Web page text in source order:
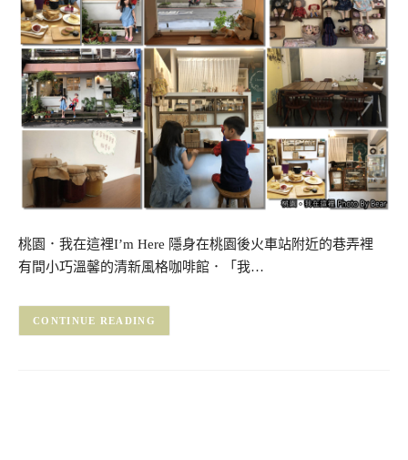
桃園．我在這裡I’m Here 隱身在桃園後火車站附近的巷弄裡
有間小巧溫馨的清新風格咖啡館．「我…
CONTINUE READING